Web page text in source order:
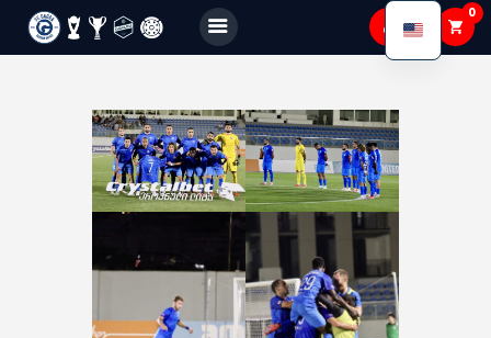
0
About Us
Teams
Membership